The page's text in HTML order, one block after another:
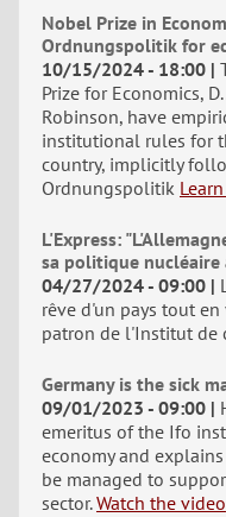
Nobel Prize in
Ordnungspolitik for
10/15/2024 - 18:00
Prize for Economics,
Robinson, have
institutional rules for
country, implicitly
Ordnungspolitik
L'Express:
sa politique
04/27/2024 - 09:00
rêve d'un pays tout
patron de l'Institut de
Germany is the sick
09/01/2023 - 09:00
emeritus of the Ifo
economy and
be managed to
sector. Watch the video